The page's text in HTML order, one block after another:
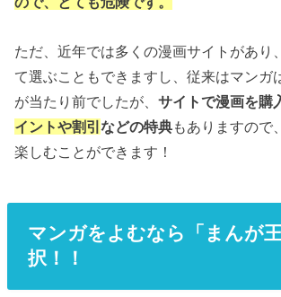
ただ、近年では多くの漫画サイトがあり
て選ぶこともできますし、従来はマンガ
が当たり前でしたが、サイトで漫画を購
イントや割引などの特典もありますので
楽しむことができます！
マンガをよむなら「まんが
択！！